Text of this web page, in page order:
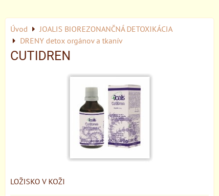
Úvod
JOALIS BIOREZONANČNÁ DETOXIKÁCIA
DRENY detox orgánov a tkanív
CUTIDREN
LOŽISKO V KOŽI